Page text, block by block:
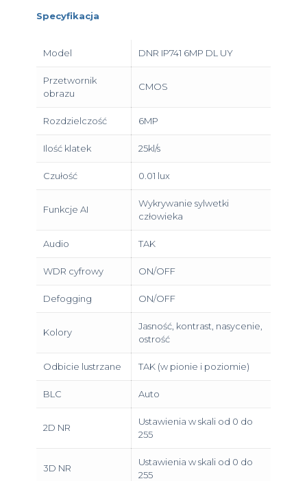
Specyfikacja
Model DNR IP741 6MP DL UY
Przetwornik
obrazu
CMOS
Rozdzielczość 6MP
Ilość klatek 25kl/s
Czułość 0.01 lux
Funkcje AI
Wykrywanie sylwetki
człowieka
Audio TAK
WDR cyfrowy ON/OFF
Defogging ON/OFF
Kolory
Jasność, kontrast, nasycenie,
ostrość
Odbicie lustrzane TAK (w pionie i poziomie)
BLC Auto
2D NR
Ustawienia w skali od 0 do
255
3D NR
Ustawienia w skali od 0 do
255